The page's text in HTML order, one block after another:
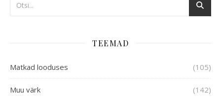
TEEMAD
Matkad looduses (105)
Muu värk (142)